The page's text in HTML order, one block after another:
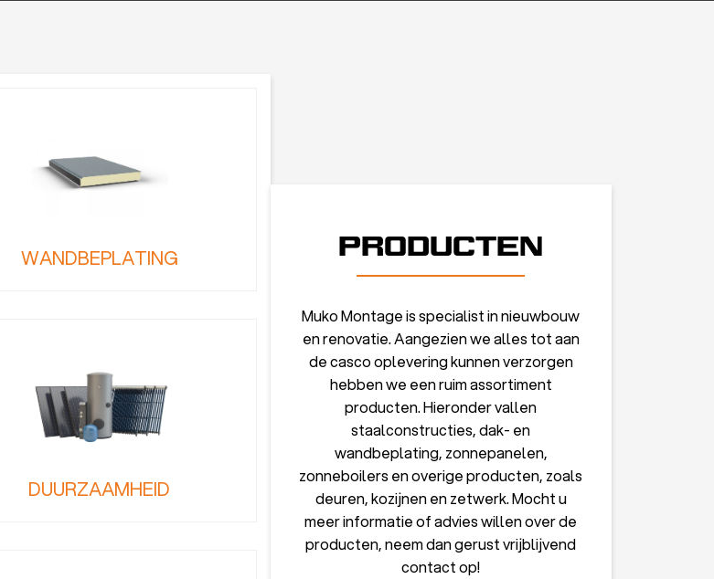
WANDBEPLATING
DUURZAAMHEID
PRODUCTEN
Muko Montage is specialist in nieuwbouw
en renovatie. Aangezien we alles tot aan
de casco oplevering kunnen verzorgen
hebben we een ruim assortiment
producten. Hieronder vallen
staalconstructies, dak- en
wandbeplating, zonnepanelen,
zonneboilers en overige producten, zoals
deuren, kozijnen en zetwerk. Mocht u
meer informatie of advies willen over de
producten, neem dan gerust vrijblijvend
contact op!